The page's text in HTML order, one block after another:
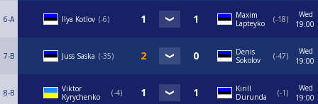
6-A Ilya Kotlov -6
Maxim
Lapteyko
-18
Wed
19:00
7-B Juss Saska -35
Denis
Sokolov
-47
Wed
19:00
8-B
Viktor
Kyrychenko
-4
Kirill
Durunda
-1
Wed
19:00